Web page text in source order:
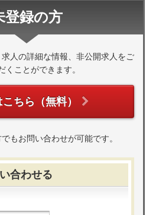
登録の方
人の詳細な情報、非公開求人をご
くことができます。
ちら（無料）
もお問い合わせが可能です。
合わせる